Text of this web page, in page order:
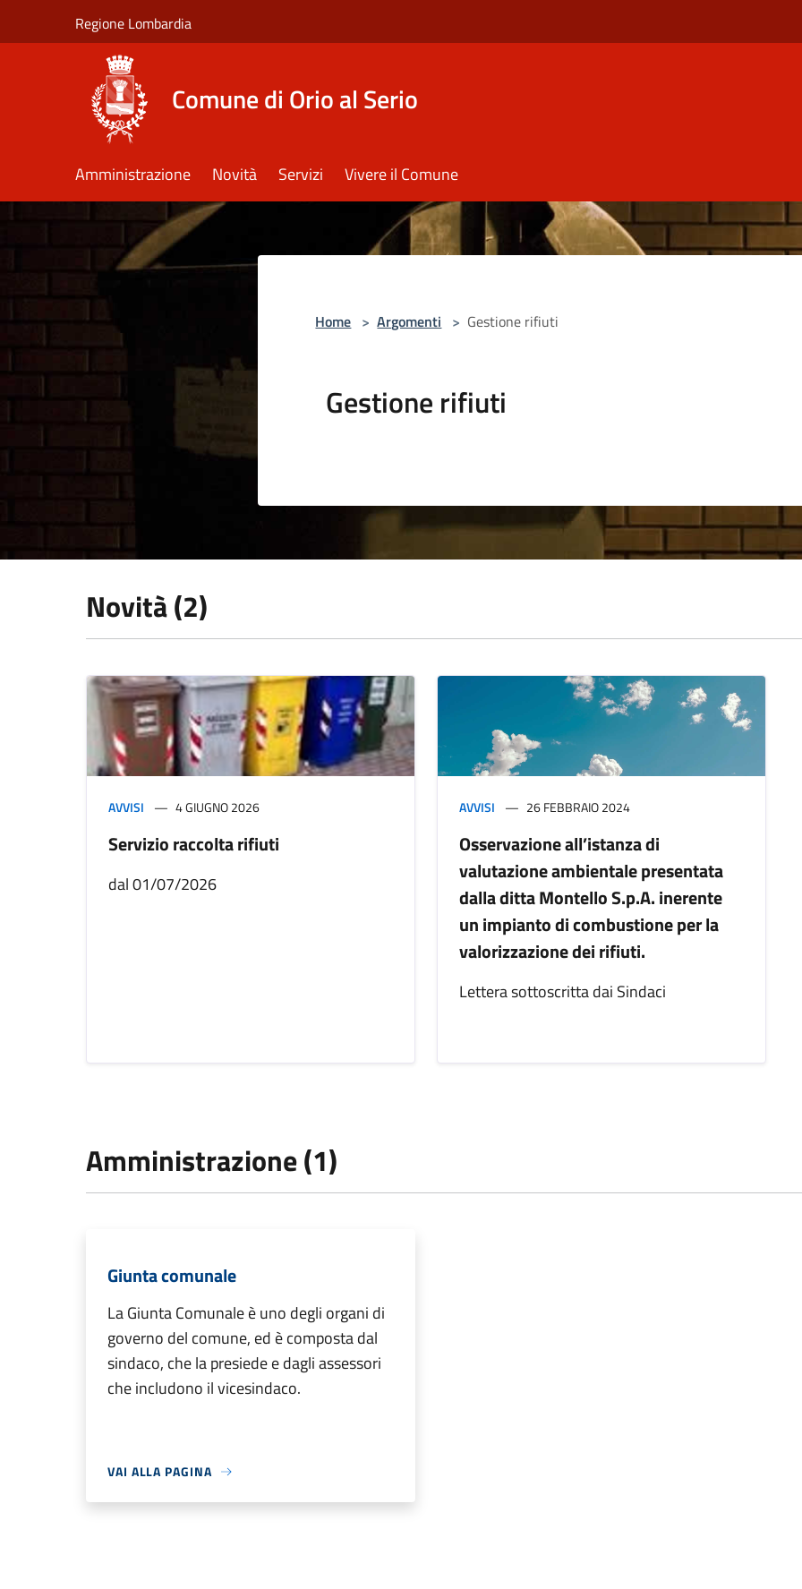
Regione Lombardia
Comune di Orio al Serio
Amministrazione Novità Servizi Vivere il Comune
Home > Argomenti > Gestione rifiuti
Gestione rifiuti
Novità (2)
AVVISI 4 GIUGNO 2026
Servizio raccolta rifiuti
dal 01/07/2026
AVVISI 26 FEBBRAIO 2024
Osservazione all’istanza di
valutazione ambientale presentata
dalla ditta Montello S.p.A. inerente
un impianto di combustione per la
valorizzazione dei rifiuti.
Lettera sottoscritta dai Sindaci
Amministrazione (1)
Giunta comunale
La Giunta Comunale è uno degli organi di
governo del comune, ed è composta dal
sindaco, che la presiede e dagli assessori
che includono il vicesindaco.
VAI ALLA PAGINA